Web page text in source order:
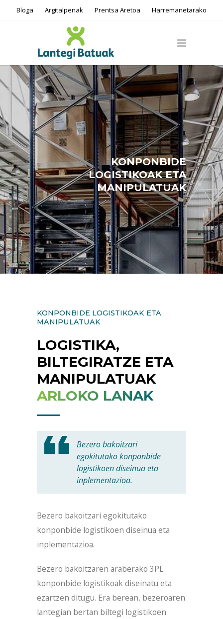
Bloga Argitalpenak Prentsa Aretoa Harremanetarako
KONPONBIDE
LOGISTIKOAK ETA
MANIPULATUAK
KONPONBIDE LOGISTIKOAK ETA
MANIPULATUAK
LOGISTIKA,
BILTEGIRATZE ETA
MANIPULATUAK
ARLOKO LANAK
Bezero bakoitzari
egokitutako konponbide
logistikoen diseinua eta
inplementazioa.
Bezero bakoitzari egokitutako
konponbide logistikoen diseinua eta
inplementazioa.
Bezero bakoitzaren araberako 3PL
konponbide logistikoak diseinatu eta
ezartzen ditugu. Era berean, bezeroaren
lantegian bertan biltegi logistikoen